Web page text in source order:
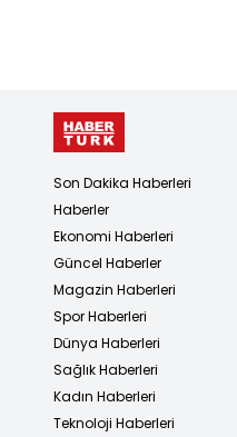
Son Dakika Haberleri
Haberler
Ekonomi Haberleri
Güncel Haberler
Magazin Haberleri
Spor Haberleri
Dünya Haberleri
Sağlık Haberleri
Kadın Haberleri
Teknoloji Haberleri